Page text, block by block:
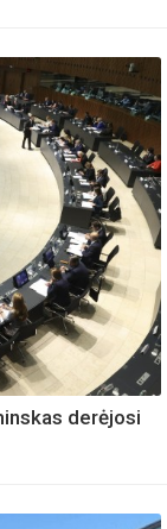
derėjosi